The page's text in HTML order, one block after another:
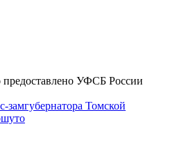
УФСБ России
замгубернатора Томской